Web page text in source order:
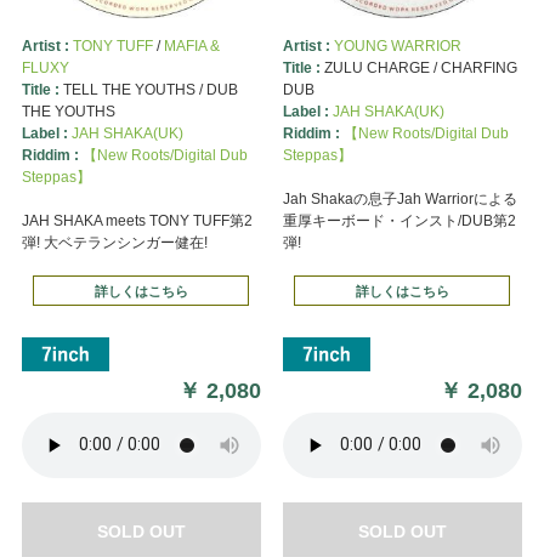
Artist : TONY TUFF/ MAFIA &
FLUXY
Title : TELL THE YOUTHS / DUB
THE YOUTHS
Label : JAH SHAKA(UK)
Riddim :
【New Roots/Digital Dub
Steppas】
JAH SHAKA meets TONY TUFF第2
弾! 大ベテランシンガー健在!
詳しくはこちら
￥2,080
SOLD OUT
Artist : YOUNG WARRIOR
Title : ZULU CHARGE / CHARFING
DUB
Label : JAH SHAKA(UK)
Riddim :
【New Roots/Digital Dub
Steppas】
Jah Shakaの息子Jah Warriorによる
重厚キーボード・インスト/DUB第2
弾!
詳しくはこちら
￥2,080
SOLD OUT